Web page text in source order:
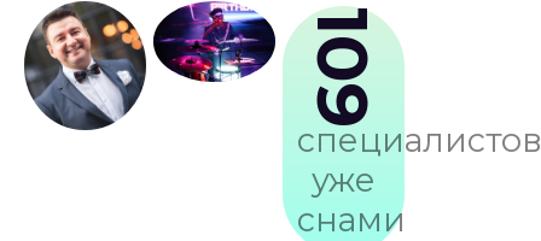
109
специалистов
уже
снами